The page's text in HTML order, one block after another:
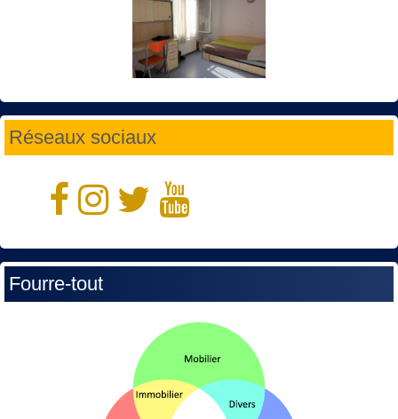
Réseaux sociaux
Fourre-tout